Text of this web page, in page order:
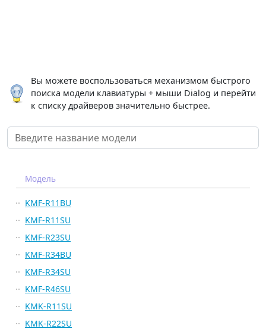
Вы можете воспользоваться механизмом быстрого
поиска модели клавиатуры + мыши Dialog и перейти
к списку драйверов значительно быстрее.
Модель
KMF-R11BU
KMF-R11SU
KMF-R23SU
KMF-R34BU
KMF-R34SU
KMF-R46SU
KMK-R11SU
KMK-R22SU